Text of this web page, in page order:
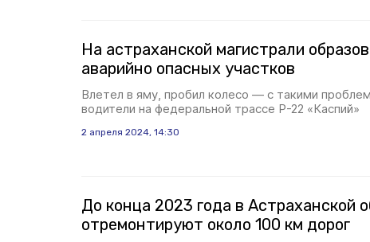
На астраханской магистрали
аварийно опасных участков
Влетел в яму, пробил колесо — с такими
водители на федеральной трассе Р-22 «Каспий»
2 апреля 2024, 14:30
До конца 2023 года в Астраханской
отремонтируют около 100 км дорог